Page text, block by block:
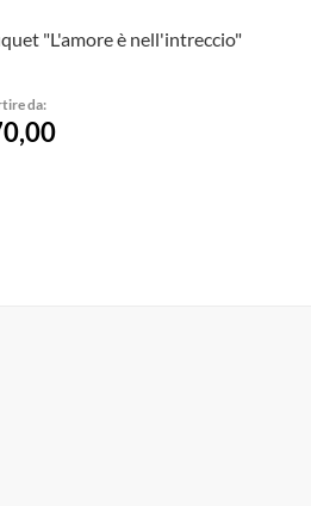
"L'amore è nell'intreccio"
da: